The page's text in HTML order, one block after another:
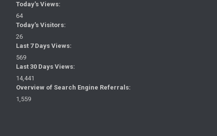
Today's Views:
64
Today's Visitors:
26
Last 7 Days Views:
569
Last 30 Days Views:
14,441
Overview of Search Engine Referrals:
1,559